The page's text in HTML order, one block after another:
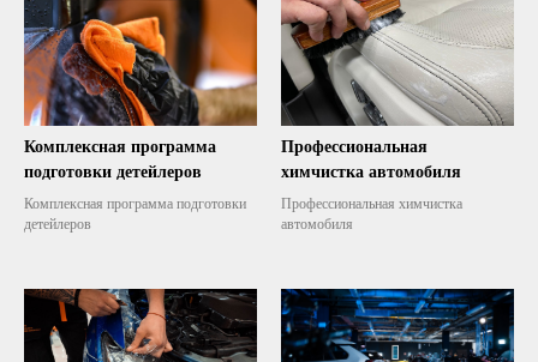
Комплексная программа
подготовки детейлеров
Комплексная программа подготовки
детейлеров
Профессиональная
химчистка автомобиля
Профессиональная химчистка
автомобиля